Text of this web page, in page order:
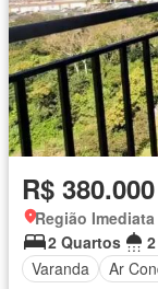
R$ 380.000
Região
2 Quartos
Varanda
Ar